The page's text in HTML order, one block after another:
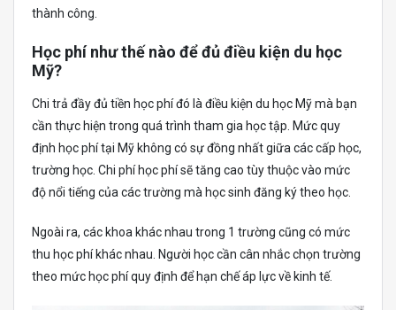
thành công.
Học phí như thế nào để đủ điều kiện du học
Mỹ?
Chi trả đầy đủ tiền học phí đó là điều kiện du học Mỹ mà bạn
cần thực hiện trong quá trình tham gia học tập. Mức quy
định học phí tại Mỹ không có sự đồng nhất giữa các cấp học,
trường học. Chi phí học phí sẽ tăng cao tùy thuộc vào mức
độ nổi tiếng của các trường mà học sinh đăng ký theo học.
Ngoài ra, các khoa khác nhau trong 1 trường cũng có mức
thu học phí khác nhau. Người học cần cân nhắc chọn trường
theo mức học phí quy định để hạn chế áp lực về kinh tế.